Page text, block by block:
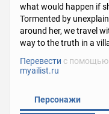
what would happen if
Tormented by
around her, we travel
way to the truth in a
Перевести с помощью
myailist.ru
Персонажи